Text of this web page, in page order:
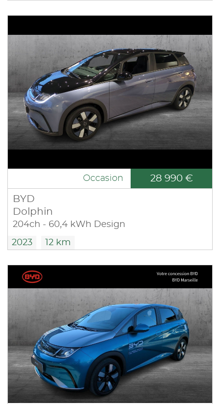
Occasion 28 990 €
BYD
Dolphin
204ch - 60,4 kWh Design
2023 12 km